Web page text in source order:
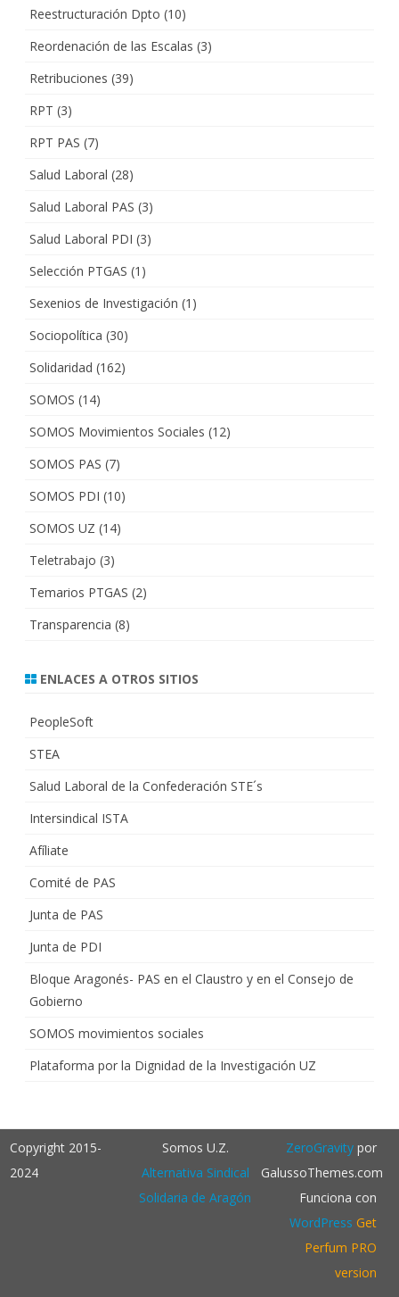
Reestructuración Dpto (10)
Reordenación de las Escalas (3)
Retribuciones (39)
RPT (3)
RPT PAS (7)
Salud Laboral (28)
Salud Laboral PAS (3)
Salud Laboral PDI (3)
Selección PTGAS (1)
Sexenios de Investigación (1)
Sociopolítica (30)
Solidaridad (162)
SOMOS (14)
SOMOS Movimientos Sociales (12)
SOMOS PAS (7)
SOMOS PDI (10)
SOMOS UZ (14)
Teletrabajo (3)
Temarios PTGAS (2)
Transparencia (8)
ENLACES A OTROS SITIOS
PeopleSoft
STEA
Salud Laboral de la Confederación STE´s
Intersindical ISTA
Afíliate
Comité de PAS
Junta de PAS
Junta de PDI
Bloque Aragonés- PAS en el Claustro y en el Consejo de
Gobierno
SOMOS movimientos sociales
Plataforma por la Dignidad de la Investigación UZ
Copyright 2015-
2024
Somos U.Z.
Alternativa Sindical
Solidaria de Aragón
ZeroGravitypor
GalussoThemes.com
Funciona con
WordPress Get
Perfum PRO
version